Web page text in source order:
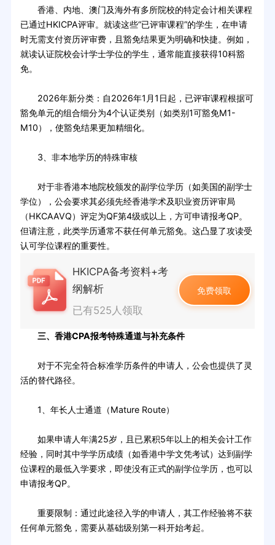
香港、内地、澳门及海外有多所院校的特定会计相关课程
已通过HKICPA评审。就读这些“已评审课程”的学生，在申请
时无需支付资历评审费，且豁免结果更为明确和快捷。例如，
就读认证院校会计学士学位的学生，通常能直接获得10科豁
免。
2026年新分类：自2026年1月1日起，已评审课程根据可
豁免单元的组合细分为4个认证类别（如类别1可豁免M1-
M10），使豁免结果更加精细化。
3、非本地学历的特殊审核
对于非香港本地院校颁发的副学位学历（如美国的副学士
学位），公会要求其必须先经香港学术及职业资历评审局
（HKCAAVQ）评定为QF第4级或以上，方可申请报考QP。
但请注意，此类学历通常不获任何单元豁免。这凸显了攻读受
认可学位课程的重要性。
HKICPA备考资料+考
纲解析
已有525人领取
免费领取
三、香港CPA报考特殊通道与补充条件
对于不完全符合标准学历条件的申请人，公会也提供了灵
活的替代路径。
1、年长人士通道（Mature Route）
如果申请人年满25岁，且已累积5年以上的相关会计工作
经验，同时其中学学历成绩（如香港中学文凭考试）达到副学
位课程的最低入学要求，即使没有正式的副学位学历，也可以
申请报考QP。
重要限制：通过此途径入学的申请人，其工作经验将不获
任何单元豁免，需要从基础级别第一科开始考起。